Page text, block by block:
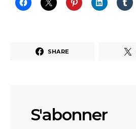
SHARE
S'abonner